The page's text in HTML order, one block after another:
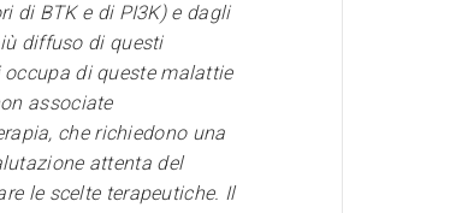
di BTK e di PI3K) e dagli
diffuso di questi
di queste malattie
associate
che richiedono una
attenta del
le scelte terapeutiche. Il